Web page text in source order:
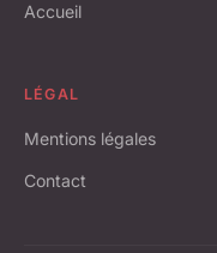
Accueil
LÉGAL
Mentions légales
Contact